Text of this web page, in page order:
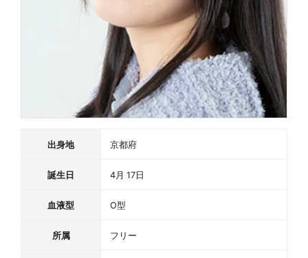
出身地 京都府
誕生日 4月 17日
血液型 O型
所属 フリー